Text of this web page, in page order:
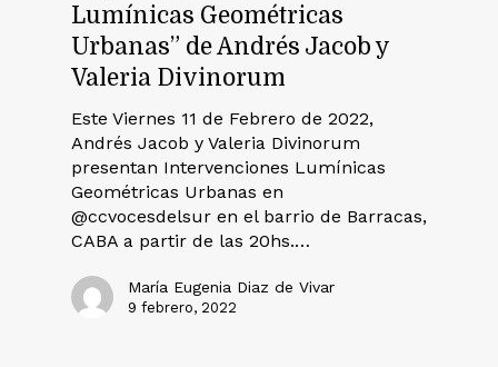
Lumínicas Geométricas
Urbanas” de Andrés Jacob y
Valeria Divinorum
Este Viernes 11 de Febrero de 2022,
Andrés Jacob y Valeria Divinorum
presentan Intervenciones Lumínicas
Geométricas Urbanas en
@ccvocesdelsur en el barrio de Barracas,
CABA a partir de las 20hs.…
María Eugenia Diaz de Vivar
9 febrero, 2022